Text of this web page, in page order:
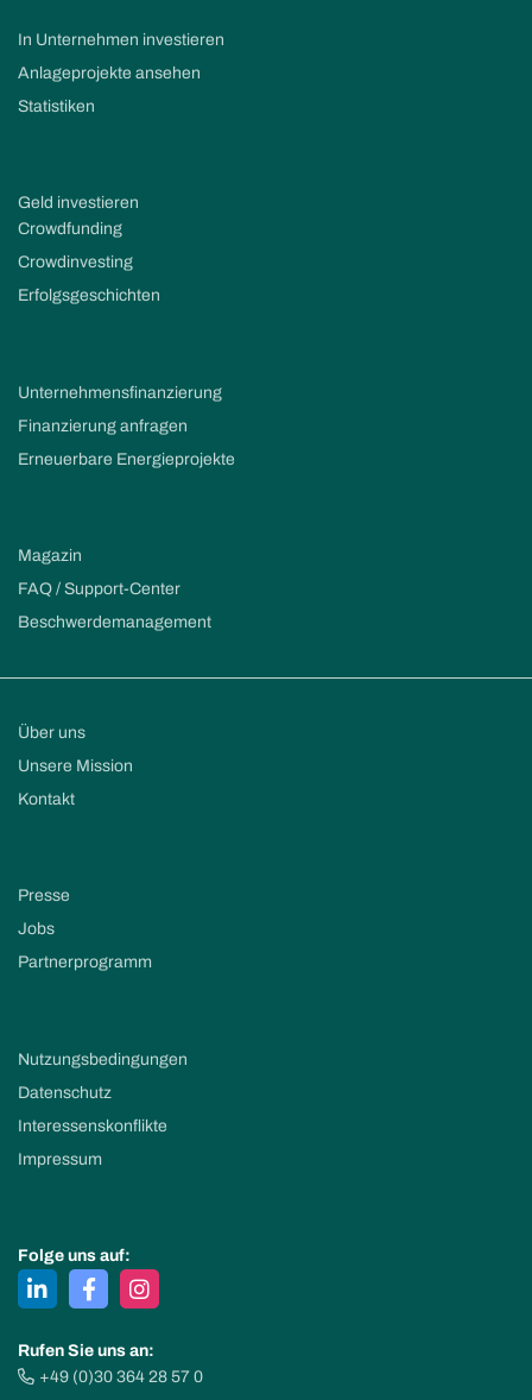
In Unternehmen investieren
Anlageprojekte ansehen
Statistiken
Geld investieren
Crowdfunding
Crowdinvesting
Erfolgsgeschichten
Unternehmensfinanzierung
Finanzierung anfragen
Erneuerbare Energieprojekte
Magazin
FAQ / Support-Center
Beschwerdemanagement
Über uns
Unsere Mission
Kontakt
Presse
Jobs
Partnerprogramm
Nutzungsbedingungen
Datenschutz
Interessenskonflikte
Impressum
Folge uns auf:
Rufen Sie uns an:
+49 (0)30 364 28 57 0